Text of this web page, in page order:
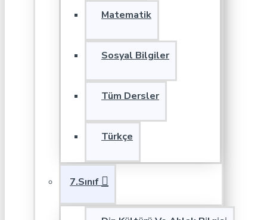
Matematik
Sosyal Bilgiler
Tüm Dersler
Türkçe
7.Sınıf